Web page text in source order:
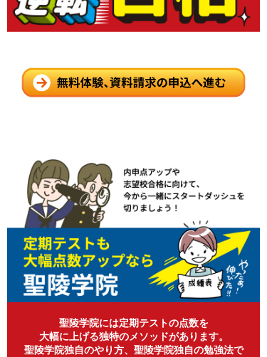
聖陵学院には定期テストの点数を
大幅に上げる独特のメソッドがあります。
聖陵学院独自のやり方、聖陵学院独自の勉強法で